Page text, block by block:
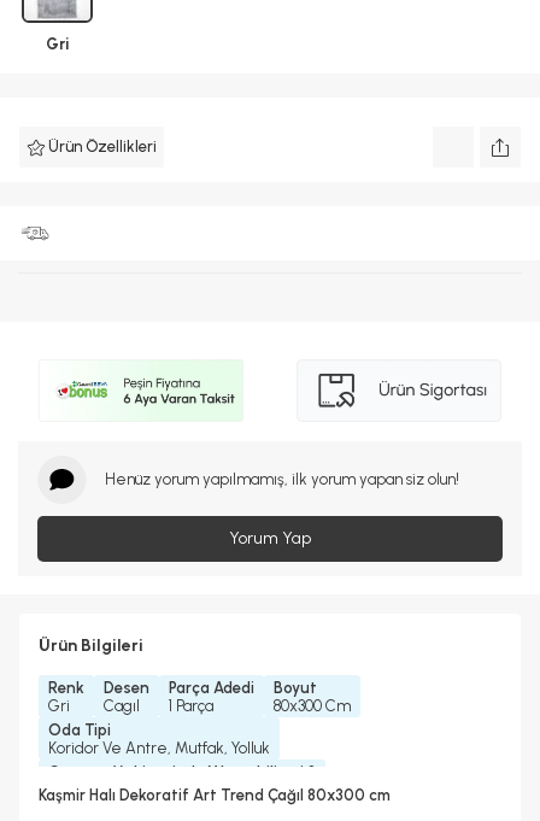
Gri
Ürün Özellikleri
Henüz yorum yapılmamış, ilk yorum yapan siz olun!
Yorum Yap
Ürün Bilgileri
Renk
Gri
Desen
Cagıl
Parça Adedi
1 Parça
Boyut
80x300 Cm
Oda Tipi
Koridor Ve Antre, Mutfak, Yolluk
Çamaşır Makinesinde Yıkanabilir mi ?
Evet
Kaşmir Halı Dekoratif Art Trend Çağıl 80x300 cm